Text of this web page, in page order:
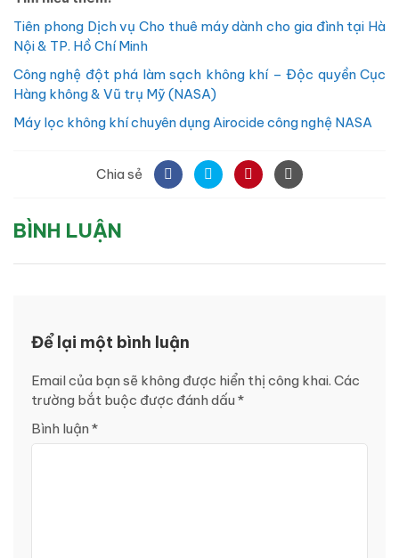
Tiên phong Dịch vụ Cho thuê máy dành cho gia đình tại Hà
Nội & TP. Hồ Chí Minh
Công nghệ đột phá làm sạch không khí – Độc quyền Cục
Hàng không & Vũ trụ Mỹ (NASA)
Máy lọc không khí chuyên dụng Airocide công nghệ NASA
Chia sẻ
BÌNH LUẬN
Để lại một bình luận
Email của bạn sẽ không được hiển thị công khai. Các
trường bắt buộc được đánh dấu *
Bình luận *